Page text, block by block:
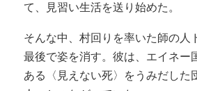
て、見習い生活を送り始めた。
そんな中、村回りを率いた師の人
最後で姿を消す。彼は、エイネー
ある〈見えない死〉をうみだした